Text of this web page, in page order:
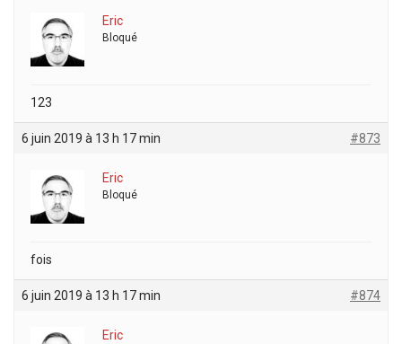
Eric
Bloqué
123
6 juin 2019 à 13 h 17 min #873
Eric
Bloqué
fois
6 juin 2019 à 13 h 17 min #874
Eric